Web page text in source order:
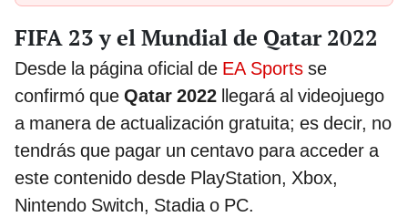
FIFA 23 y el Mundial de Qatar 2022
Desde la página oficial de EA Sports se
confirmó que Qatar 2022 llegará al videojuego
a manera de actualización gratuita; es decir, no
tendrás que pagar un centavo para acceder a
este contenido desde PlayStation, Xbox,
Nintendo Switch, Stadia o PC.